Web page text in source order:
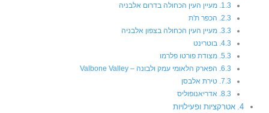
מעיין העין הכחולה בדרום אלבניה
הכפר ת'ת
מעיין העין הכחולה בצפון אלבניה
בוטרינט
מצודת פורטו פלרמו
הפארק הלאומי עמק ולבונה – Valbone Valley
טירת אלבסן
אדריאנופוליס
אטרקציות ופעילויות